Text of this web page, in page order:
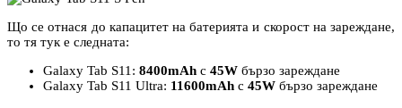
Що се отнася до капацитет на батерията и скорост на зареждане,
то тя тук е следната:
Galaxy Tab S11: 8400mAh с 45W бързо зареждане
Galaxy Tab S11 Ultra: 11600mAh с 45W бързо зареждане